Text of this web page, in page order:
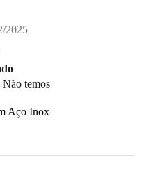
2025
temos
Aço Inox